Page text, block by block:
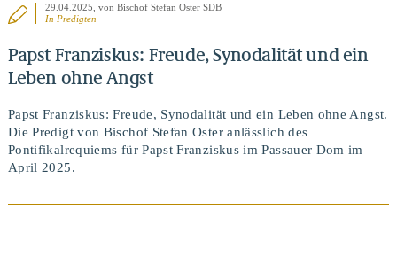
29.04.2025 , von Bischof Stefan Oster SDB
In Predigten
Papst Franziskus: Freude, Synodalität und ein
Leben ohne Angst
Papst Franziskus: Freude, Synodalität und ein Leben ohne Angst.
Die Predigt von Bischof Stefan Oster anlässlich des
Pontifikalrequiems für Papst Franziskus im Passauer Dom im
April 2025.